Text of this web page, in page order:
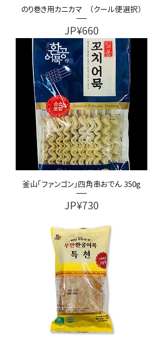
のり巻き用カニカマ （クール便選択）
가격
JP¥660
釜山「ファンゴン」四角串おでん 350g
가격
JP¥730